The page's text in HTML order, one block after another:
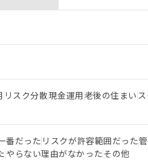
リスク分散現金運用老後の住まい
番だった リスクが許容範囲だった
やらない理由がなかったその他